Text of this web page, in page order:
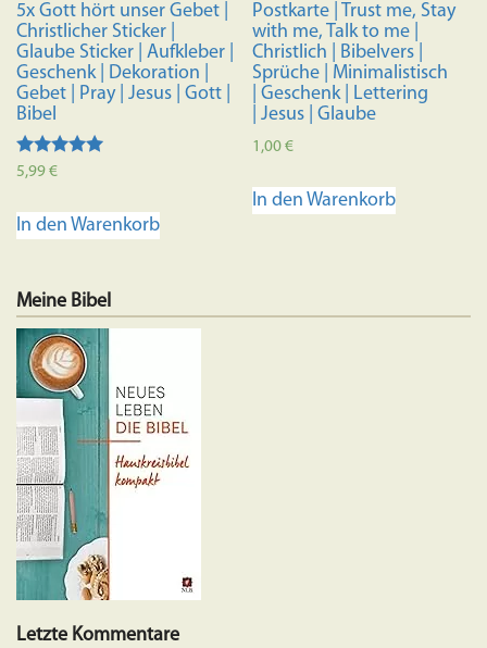
5x Gott hört unser Gebet |
Christlicher Sticker |
Glaube Sticker | Aufkleber |
Geschenk | Dekoration |
Gebet | Pray | Jesus | Gott |
Bibel
Bewertet mit
5,99€
In den Warenkorb
Postkarte | Trust me, Stay
with me, Talk to me |
Christlich | Bibelvers |
Sprüche | Minimalistisch
| Geschenk | Lettering
| Jesus | Glaube
1,00€
In den Warenkorb
Meine Bibel
Letzte Kommentare